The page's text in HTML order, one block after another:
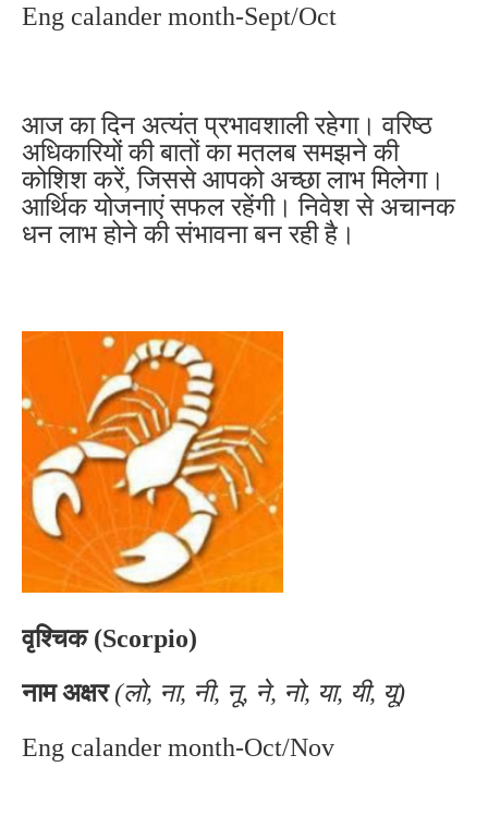
Eng calander month-Sept/Oct
आज का दिन अत्यंत प्रभावशाली रहेगा। वरिष्ठ
अधिकारियों की बातों का मतलब समझने की
कोशिश करें, जिससे आपको अच्छा लाभ मिलेगा।
आर्थिक योजनाएं सफल रहेंगी। निवेश से अचानक
धन लाभ होने की संभावना बन रही है।
वृश्चिक (Scorpio)
नाम अक्षर (लो, ना, नी, नू, ने, नो, या, यी, यू)
Eng calander month-Oct/Nov